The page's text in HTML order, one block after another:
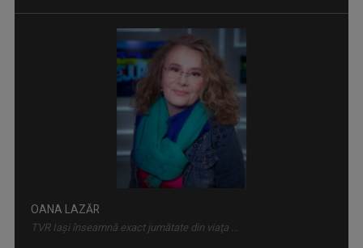
PRIDVOARELE CREDINȚEI
Emisiune cu specific religios (ortodox)
OANA LAZĂR
TVR Iaşi înseamnă exact jumătate din viaţa ...